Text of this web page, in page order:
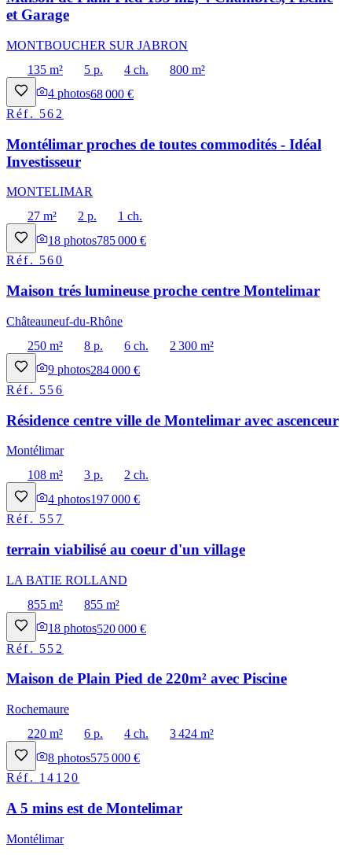
et Garage
MONTBOUCHER SUR JABRON
135 m²
5 p. 4 ch.
800 m²
4 photos68 000 €
Réf. 562
Montélimar proches de toutes commodités - Idéal
Investisseur
MONTELIMAR
27 m²
2 p.
1 ch.
18 photos785 000 €
Réf. 560
Maison trés lumineuse proche centre Montelimar
Châteauneuf-du-Rhône
250 m²
8 p. 6 ch.
2 300 m²
9 photos284 000 €
Réf. 556
Résidence centre ville de Montelimar avec ascenceur
Montélimar
108 m²
3 p.
2 ch.
4 photos197 000 €
Réf. 557
terrain viabilisé au coeur d'un village
LA BATIE ROLLAND
855 m²
855 m²
18 photos520 000 €
Réf. 552
Maison de Plain Pied de 220m² avec Piscine
Rochemaure
220 m²
6 p. 4 ch.
3 424 m²
8 photos575 000 €
Réf. 14120
A 5 mins est de Montelimar
Montélimar